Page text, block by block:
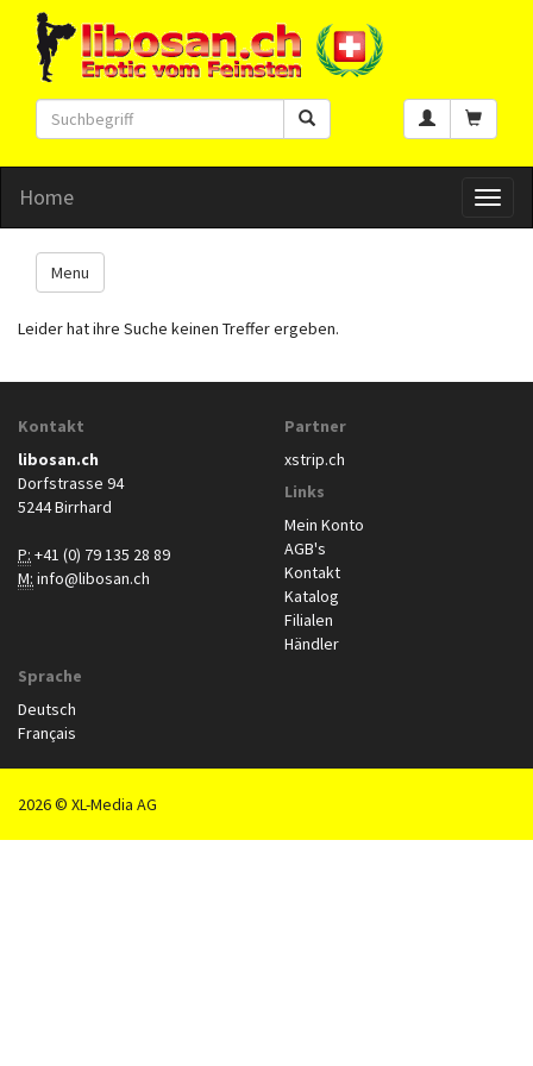
Home
Menu
Leider hat ihre Suche keinen Treffer ergeben.
Kontakt
libosan.ch
Dorfstrasse 94
5244 Birrhard
P: +41 (0) 79 135 28 89
M: info@libosan.ch
Partner
xstrip.ch
Links
Mein Konto
AGB's
Kontakt
Katalog
Filialen
Händler
Sprache
Deutsch
Français
2026 © XL-Media AG